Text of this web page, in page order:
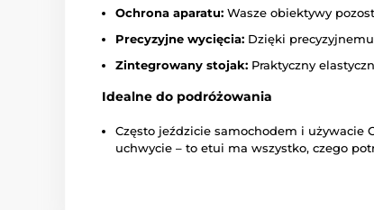
Ochrona aparatu: Wasze obiektywy
Precyzyjne wycięcia: Dzięki
Zintegrowany stojak: Praktyczny
Idealne do podróżowania
Często jeździcie samochodem i używacie
uchwycie – to etui ma wszystko, czego